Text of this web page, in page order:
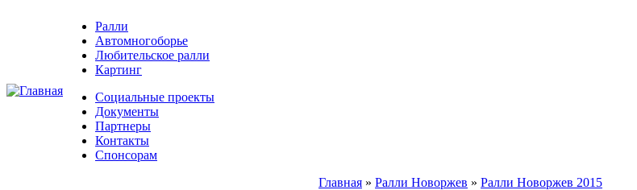
Ралли
Автомногоборье
Любительское ралли
Картинг
Социальные проекты
Документы
Партнеры
Контакты
Спонсорам
Главная » Ралли Новоржев » Ралли Новоржев 2015